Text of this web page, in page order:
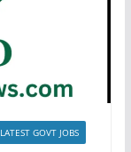
LATEST GOVT JOBS